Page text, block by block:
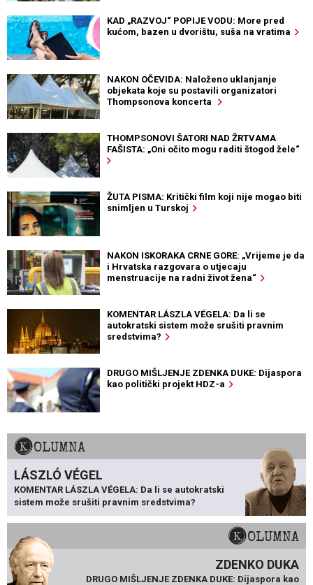
KAD „RAZVOJ“ POPIJE VODU: More pred
kućom, bazen u dvorištu, suša na vratima
NAKON OČEVIDA: Naloženo uklanjanje
objekata koje su postavili organizatori
Thompsonova koncerta
THOMPSONOVI ŠATORI NAD ŽRTVAMA
FAŠISTA: „Oni očito mogu raditi štogod žele“
ŽUTA PISMA: Kritički film koji nije mogao biti
snimljen u Turskoj
NAKON ISKORAKA CRNE GORE: „Vrijeme je da
i Hrvatska razgovara o utjecaju
menstruacije na radni život žena“
KOMENTAR LÁSZLA VÉGELA: Da li se
autokratski sistem može srušiti pravnim
sredstvima?
DRUGO MIŠLJENJE ZDENKA DUKE: Dijaspora
kao politički projekt HDZ-a
KOLUMNA
LÁSZLÓ VÉGEL
KOMENTAR LÁSZLA VÉGELA: Da li se autokratski
sistem može srušiti pravnim sredstvima?
KOLUMNA
ZDENKO DUKA
DRUGO MIŠLJENJE ZDENKA DUKE: Dijaspora kao